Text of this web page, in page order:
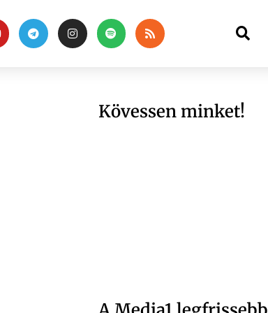
Kövessen minket!